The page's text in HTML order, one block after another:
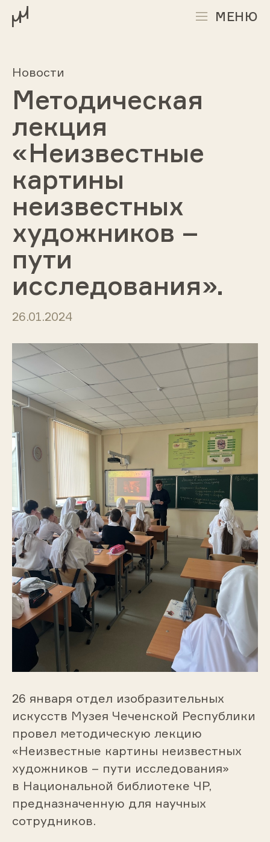
МЕНЮ
Новости
Методическая
лекция
«Неизвестные
картины
неизвестных
художников –
пути
исследования».
26.01.2024
26 января отдел изобразительных
искусств Музея Чеченской Республики
провел методическую лекцию
«Неизвестные картины неизвестных
художников – пути исследования»
в Национальной библиотеке ЧР,
предназначенную для научных
сотрудников.